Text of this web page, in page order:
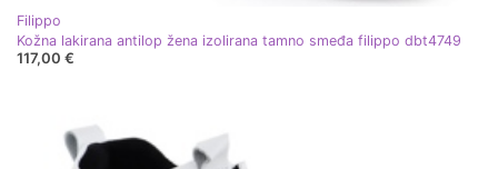
Filippo
Kožna lakirana antilop žena izolirana tamno smeđa filippo dbt4749
117,00 €